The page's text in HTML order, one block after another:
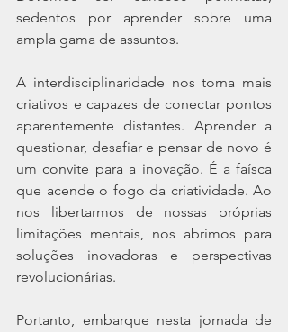
sedentos por aprender sobre uma
ampla gama de assuntos.
A interdisciplinaridade nos torna mais
criativos e capazes de conectar pontos
aparentemente distantes. Aprender a
questionar, desafiar e pensar de novo é
um convite para a inovação. É a faísca
que acende o fogo da criatividade. Ao
nos libertarmos de nossas próprias
limitações mentais, nos abrimos para
soluções inovadoras e perspectivas
revolucionárias.
Portanto, embarque nesta jornada de